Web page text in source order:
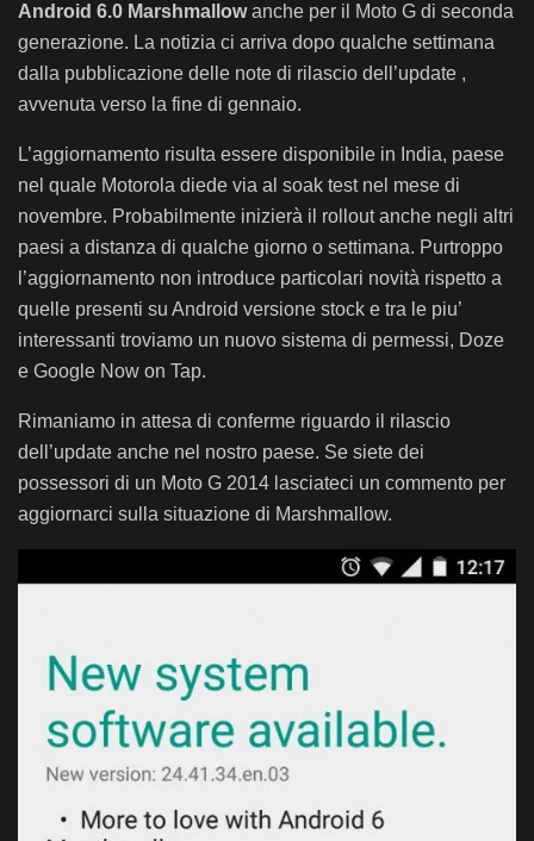
Android 6.0 Marshmallowanche per il Moto G di seconda
generazione. La notizia ci arriva dopo qualche settimana
dalla pubblicazione delle note di rilascio dell’update ,
avvenuta verso la fine di gennaio.
L’aggiornamento risulta essere disponibile in India, paese
nel quale Motorola diede via al soak test nel mese di
novembre. Probabilmente inizierà il rollout anche negli altri
paesi a distanza di qualche giorno o settimana. Purtroppo
l’aggiornamento non introduce particolari novità rispetto a
quelle presenti su Android versione stock e tra le piu’
interessanti troviamo un nuovo sistema di permessi, Doze
e Google Now on Tap.
Rimaniamo in attesa di conferme riguardo il rilascio
dell’update anche nel nostro paese. Se siete dei
possessori di un Moto G 2014 lasciateci un commento per
aggiornarci sulla situazione di Marshmallow.